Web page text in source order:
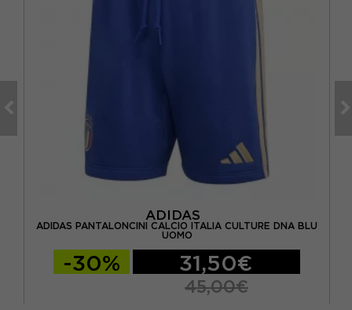
ADIDAS
ADIDAS PANTALONCINI CALCIO ITALIA CULTURE DNA BLU
UOMO
-30% 31,50€
45,00€